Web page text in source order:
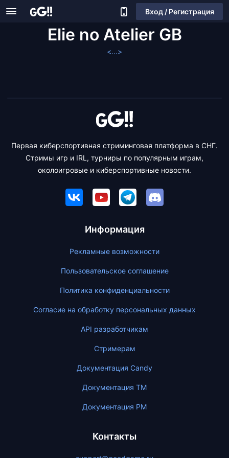
Вход / Регистрация
Elie no Atelier GB
<...>
Первая киберспортивная стриминговая платформа в СНГ.
Стримы игр и IRL, турниры по популярным играм,
околоигровые и киберспортивные новости.
Информация
Рекламные возможности
Пользовательское соглашение
Политика конфиденциальности
Согласие на обработку персональных данных
API разработчикам
Стримерам
Документация Candy
Документация ТМ
Документация PM
Контакты